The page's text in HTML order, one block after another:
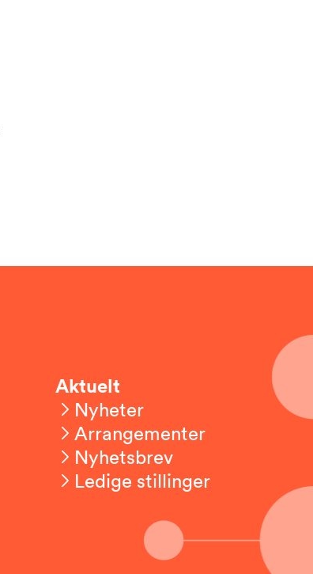
Aktuelt
Nyheter
Arrangementer
Nyhetsbrev
Ledige stillinger